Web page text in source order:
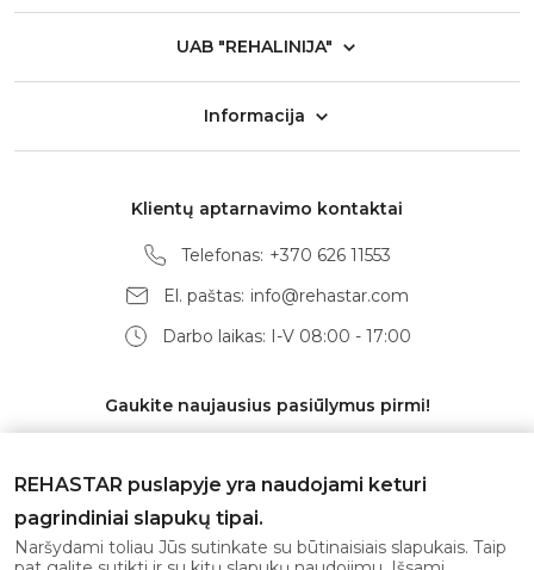
UAB "REHALINIJA"
Informacija
Klientų aptarnavimo kontaktai
Telefonas: +370 626 11553
El. paštas: info@rehastar.com
Darbo laikas: I-V 08:00 - 17:00
Gaukite naujausius pasiūlymus pirmi!
Prenumeruoti
REHASTAR puslapyje yra naudojami keturi
pagrindiniai slapukų tipai.
Naršydami toliau Jūs sutinkate su būtinaisiais slapukais. Taip